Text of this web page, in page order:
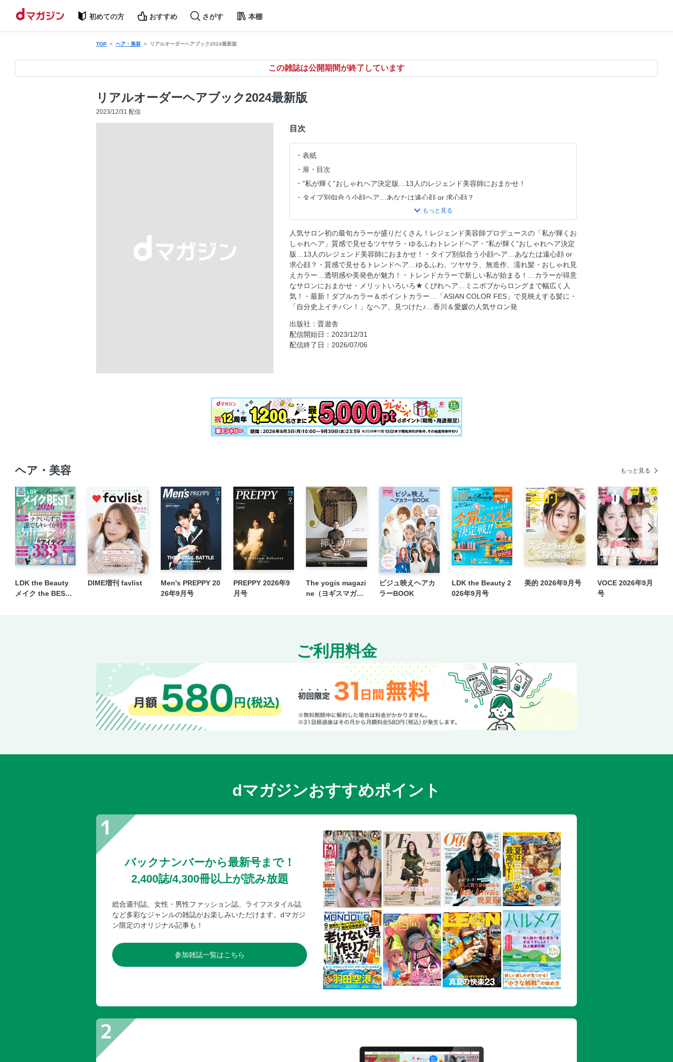
初めての方 おすすめ さがす 本棚
TOP ヘア・美容 リアルオーダーヘアブック2024最新版
この雑誌は公開期間が終了しています
リアルオーダーヘアブック2024最新版
2023/12/31 配信
目次
表紙
扉・目次
“私が輝く”おしゃれヘア決定版…13人のレジェンド美容師におまかせ！
タイプ別似合う小顔ヘア…あなたは遠心顔 or 求心顔？
質感で見せるトレンドヘア…ゆるふわ、ツヤサラ、無造作、濡れ髪
トレンドカラーで新しい私が始まる！…カラーが得意なサロンにおまかせ
メリットいろいろ★くびれヘア…ミニボブからロングまで幅広く人気！
最新！ダブルカラー＆ポイントカラー…「ASIAN COLOR FES」で見映えする髪に
「自分史上イチバン！」なヘア、見つけた♪…香川＆愛媛の人気サロン発
貴重な施術風景やインタビューを配信中！…リアルオーダーヘアブック公式YouTube
ツヤが命の最旬カラー…ダメージレスな美発色がカギ
お出かけしたくなるカラーHair…高発色・美質感で、気分もアップ！
人気サロン初の最旬カラーが盛りだくさん！レジェンド美容師プロデュースの「私が輝くお
しゃれヘア」質感で見せるツヤサラ・ゆるふわトレンドヘア・“私が輝く”おしゃれヘア決定
版…13人のレジェンド美容師におまかせ！・タイプ別似合う小顔ヘア…あなたは遠心顔 or
求心顔？・質感で見せるトレンドヘア…ゆるふわ、ツヤサラ、無造作、濡れ髪・おしゃれ見
えカラー…透明感や美発色が魅力！・トレンドカラーで新しい私が始まる！…カラーが得意
なサロンにおまかせ・メリットいろいろ★くびれヘア…ミニボブからロングまで幅広く人
気！・最新！ダブルカラー＆ポイントカラー…「ASIAN COLOR FES」で見映えする髪に・
「自分史上イチバン！」なヘア、見つけた♪…香川＆愛媛の人気サロン発
出版社：晋遊舎
配信開始日：2023/12/31
配信終了日：2026/07/06
ヘア・美容 もっと見る
LDK the Beauty
メイク the BEST 2
DIME増刊 favlist
Men's PREPPY 20
26年9月号
PREPPY 2026年9
月号
The yogis magazi
ne（ヨギスマガジ
ビジュ映えヘアカ
ラーBOOK
LDK the Beauty 2
026年9月号
美的 2026年9月号
VOCE 2026年9月
号
ご利用料金
dマガジンおすすめポイント
バックナンバーから最新号まで！
2,400誌/4,300冊以上が読み放題
総合週刊誌、女性・男性ファッション誌、ライフスタイル誌
など多彩なジャンルの雑誌がお楽しみいただけます。dマガジ
ン限定のオリジナル記事も！
参加雑誌一覧はこちら